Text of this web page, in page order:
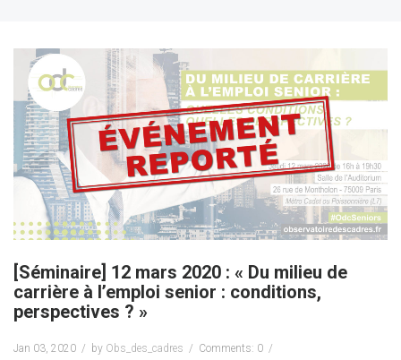
[Séminaire] 12 mars 2020 : « Du milieu de
carrière à l’emploi senior : conditions,
perspectives ? »
Jan 03, 2020 by Obs_des_cadres
Comments: 0